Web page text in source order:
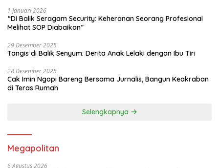
1 Januari 2026
“Di Balik Seragam Security: Keheranan Seorang Profesional
Melihat SOP Diabaikan”
29 Desember 2025
Tangis di Balik Senyum: Derita Anak Lelaki dengan Ibu Tiri
28 Desember 2025
Cak Imin Ngopi Bareng Bersama Jurnalis, Bangun Keakraban
di Teras Rumah
Selengkapnya
Megapolitan
6 Agustus 2026